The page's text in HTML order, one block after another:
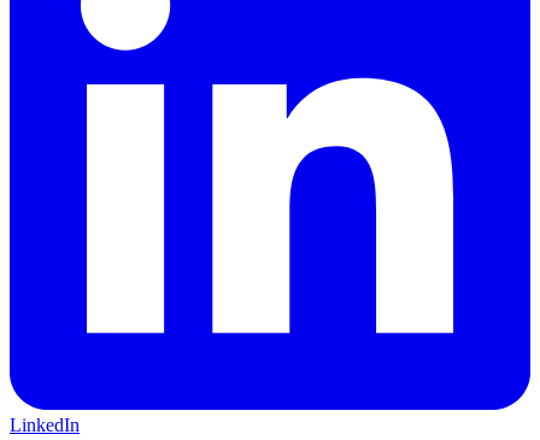
LinkedIn